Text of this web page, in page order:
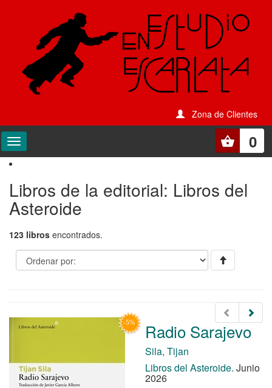
Zona de Clientes
0
Libros de la editorial: Libros del
Asteroide
123 libros encontrados.
Radio Sarajevo
Sila, Tijan
Libros del Asteroide. Junio
2026